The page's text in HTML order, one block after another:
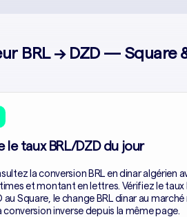
BRL → DZD — Square
le taux BRL/DZD du jour
la conversion BRL en dinar algérien
et montant en lettres. Vérifiez le taux
au Square, le change BRL dinar au marché
conversion inverse depuis la même page.